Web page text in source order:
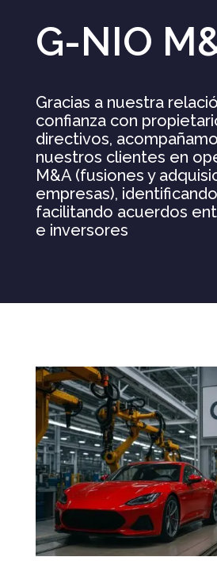
G-NIO
Gracias a nuestra
confianza con
directivos,
nuestros clientes en
M&A (fusiones y
empresas),
facilitando acuerdos
e inversores